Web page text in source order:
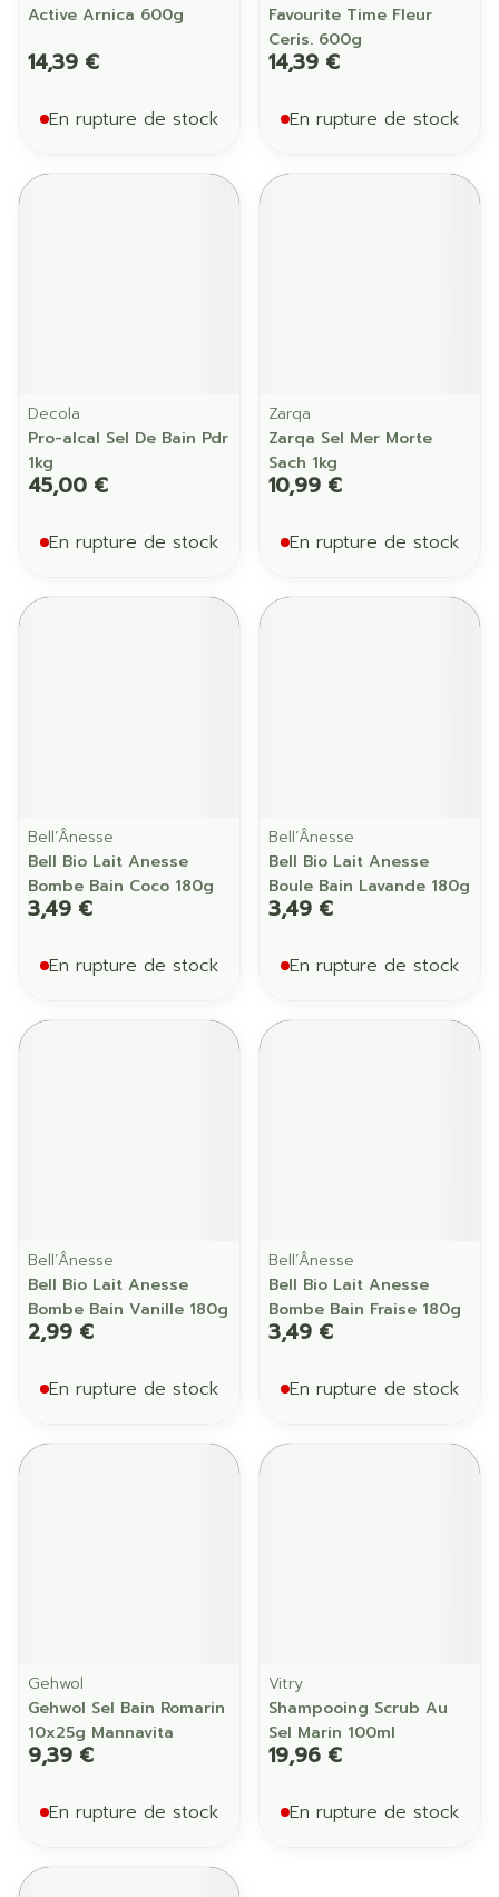
Active Arnica 600g
14,39 €
En rupture de stock
Favourite Time Fleur
Ceris. 600g
14,39 €
En rupture de stock
Decola
Pro-alcal Sel De Bain Pdr
1kg
45,00 €
En rupture de stock
Zarqa
Zarqa Sel Mer Morte
Sach 1kg
10,99 €
En rupture de stock
Bell’Ânesse
Bell Bio Lait Anesse
Bombe Bain Coco 180g
3,49 €
En rupture de stock
Bell’Ânesse
Bell Bio Lait Anesse
Boule Bain Lavande 180g
3,49 €
En rupture de stock
Bell’Ânesse
Bell Bio Lait Anesse
Bombe Bain Vanille 180g
2,99 €
En rupture de stock
Bell’Ânesse
Bell Bio Lait Anesse
Bombe Bain Fraise 180g
3,49 €
En rupture de stock
Gehwol
Gehwol Sel Bain Romarin
10x25g Mannavita
9,39 €
En rupture de stock
Vitry
Shampooing Scrub Au
Sel Marin 100ml
19,96 €
En rupture de stock